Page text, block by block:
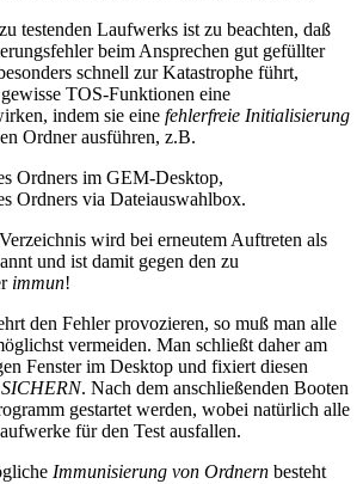
testenden Laufwerks ist zu beachten, daß
beim Ansprechen gut gefüllter
schnell zur Katastrophe führt,
TOS-Funktionen eine
indem sie eine fehlerfreie Initialisierung
Ordner ausführen, z.B.
Ordners im GEM-Desktop,
Ordners via Dateiauswahlbox.
wird bei erneutem Auftreten als
und ist damit gegen den zu
immun!
den Fehler provozieren, so muß man alle
vermeiden. Man schließt daher am
Fenster im Desktop und fixiert diesen
. Nach dem anschließenden Booten
gestartet werden, wobei natürlich alle
für den Test ausfallen.
Immunisierung von Ordnern besteht